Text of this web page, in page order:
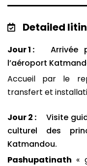
Detailed
Jour 1 :
Arrivée
l’aéroport
Accueil par le
transfert et
Jour 2 :
Visite
culturel des
Katmandou.
Pashupatinath «